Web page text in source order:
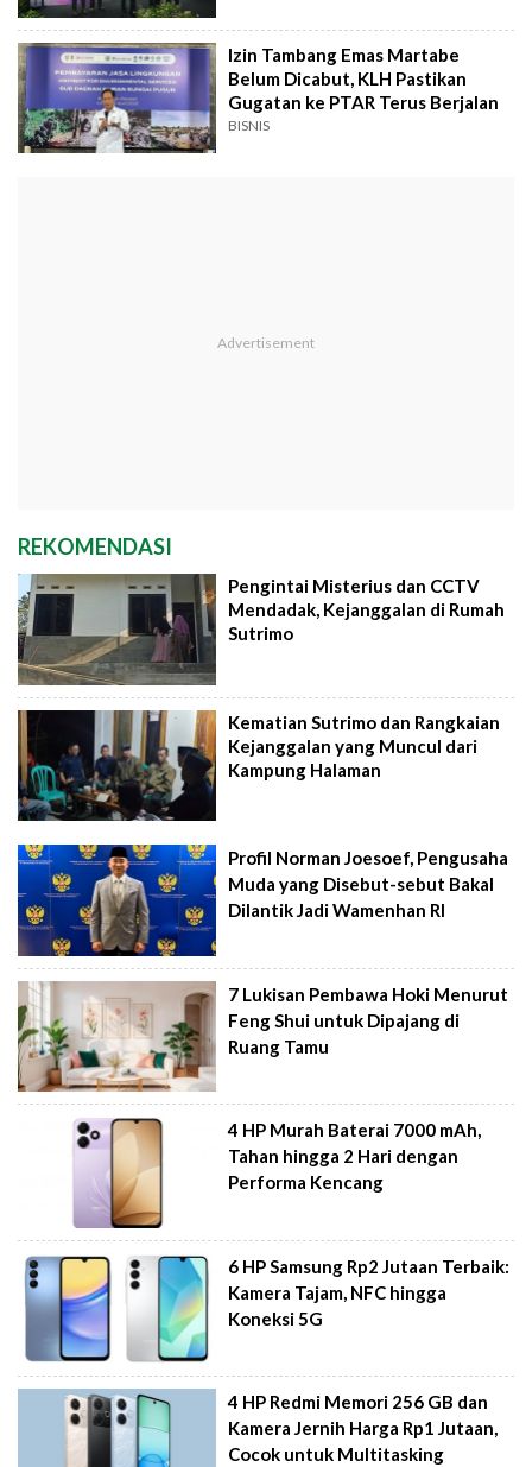
Izin Tambang Emas Martabe
Belum Dicabut, KLH Pastikan
Gugatan ke PTAR Terus Berjalan
BISNIS
REKOMENDASI
Pengintai Misterius dan CCTV
Mendadak, Kejanggalan di Rumah
Sutrimo
Kematian Sutrimo dan Rangkaian
Kejanggalan yang Muncul dari
Kampung Halaman
Profil Norman Joesoef, Pengusaha
Muda yang Disebut-sebut Bakal
Dilantik Jadi Wamenhan RI
7 Lukisan Pembawa Hoki Menurut
Feng Shui untuk Dipajang di
Ruang Tamu
4 HP Murah Baterai 7000 mAh,
Tahan hingga 2 Hari dengan
Performa Kencang
6 HP Samsung Rp2 Jutaan Terbaik:
Kamera Tajam, NFC hingga
Koneksi 5G
4 HP Redmi Memori 256 GB dan
Kamera Jernih Harga Rp1 Jutaan,
Cocok untuk Multitasking